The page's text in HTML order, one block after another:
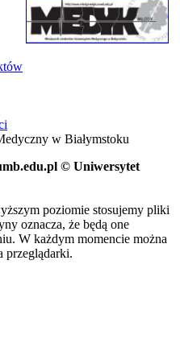
w Białymstoku
© Uniwersytet
poziomie stosujemy pliki
oznacza, że będą one
W każdym momencie można
przeglądarki.